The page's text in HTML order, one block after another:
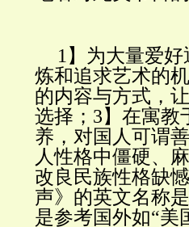
1】为大量爱
炼和追求艺术的
的内容与方式，
选择；3】在寓教
养，对国人可谓
人性格中僵硬、
改良民族性格缺
声》的英文名称
是参考国外如“美